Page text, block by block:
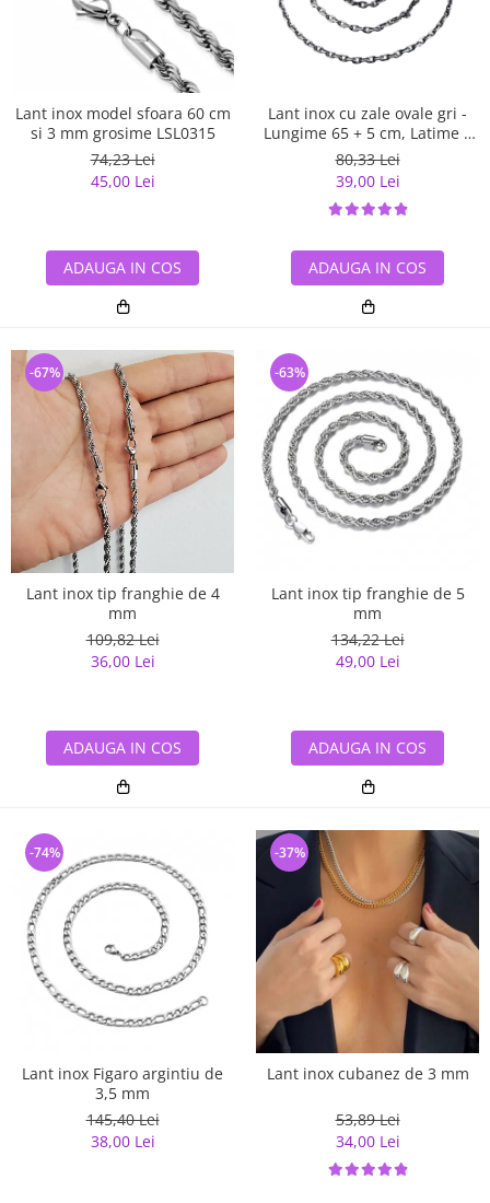
Lant inox model sfoara 60 cm
si 3 mm grosime LSL0315
74,23 Lei
45,00 Lei
ADAUGA IN COS
Lant inox cu zale ovale gri -
Lungime 65 + 5 cm, Latime 4
mm
80,33 Lei
39,00 Lei
ADAUGA IN COS
Lant inox tip franghie de 4
mm
109,82 Lei
36,00 Lei
-67%
ADAUGA IN COS
Lant inox tip franghie de 5
mm
134,22 Lei
49,00 Lei
-63%
ADAUGA IN COS
Lant inox Figaro argintiu de
3,5 mm
145,40 Lei
38,00 Lei
-74%
Lant inox cubanez de 3 mm
53,89 Lei
34,00 Lei
-37%